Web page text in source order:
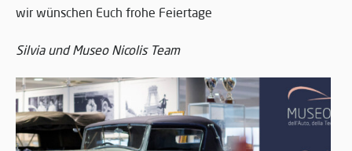
wir wünschen Euch frohe Feiertage
Silvia und Museo Nicolis Team